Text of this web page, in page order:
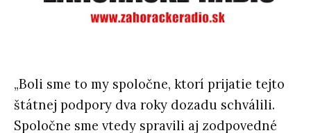
„Boli sme to my spoločne, ktorí prijatie tejto
štátnej podpory dva roky dozadu schválili.
Spoločne sme vtedy spravili aj zodpovedné